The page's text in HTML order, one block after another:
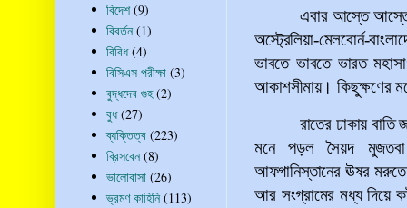
এবার আস্তে আস্তে
অস্ট্রেলিয়া-মেলবোর্ন-
ভাবতে ভাবতে ভারত
আকাশসীমায়। কিছুক্ষণের
রাতের ঢাকায়
মনে পড়ল সৈয়দ
আফগানিস্তানের ঊষর মরুতে
আর সংগ্রামের মধ্য দিয়ে
বিদেশ (9)
বিবর্তন (1)
বিবিধ (4)
বিসিএস পরীক্ষা (3)
বুদ্ধদেব গুহ (2)
বুধ (27)
ব্যক্তিত্ব (223)
ব্রিসবেন (8)
ভালোবাসা (26)
ভ্রমণ কাহিনি (113)